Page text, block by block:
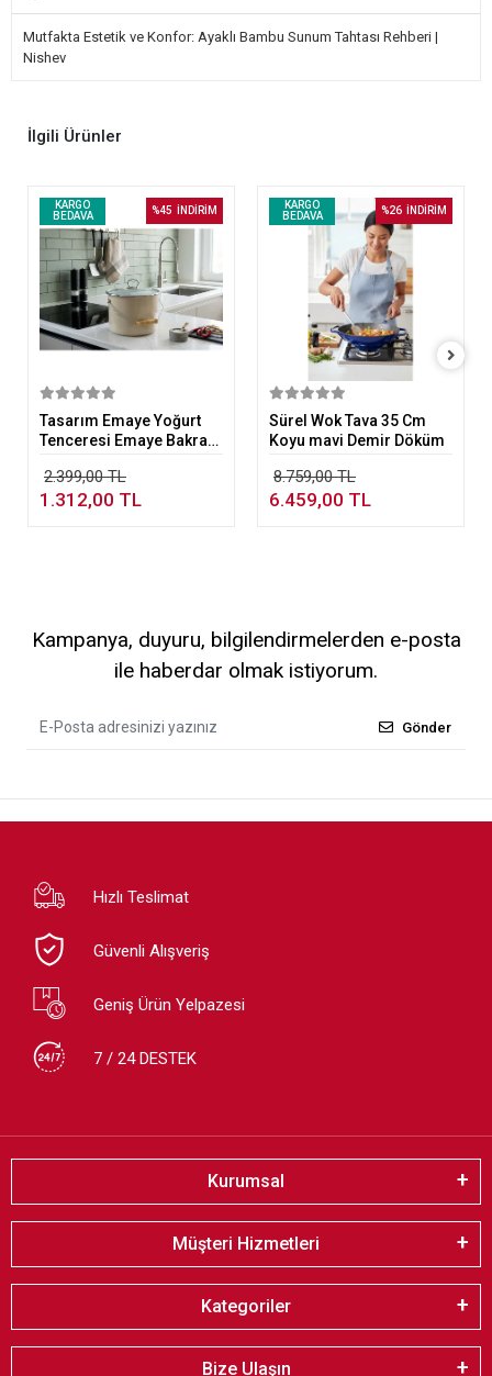
Mutfakta Estetik ve Konfor: Ayaklı Bambu Sunum Tahtası Rehberi |
Nishev
İlgili Ürünler
KARGO
BEDAVA
%45 İNDİRİM
Sepete Ekle
Tasarım Emaye Yoğurt
Tenceresi Emaye Bakraç
2.399,00 TL
1.312,00 TL
KARGO
BEDAVA
%26 İNDİRİM
Sepete Ekle
Sürel Wok Tava 35 Cm
Koyu mavi Demir Döküm
8.759,00 TL
6.459,00 TL
Kampanya, duyuru, bilgilendirmelerden e-posta
ile haberdar olmak istiyorum.
Gönder
Hızlı Teslimat
Güvenli Alışveriş
Geniş Ürün Yelpazesi
7 / 24 DESTEK
Kurumsal
Müşteri Hizmetleri
Kategoriler
Bize Ulaşın